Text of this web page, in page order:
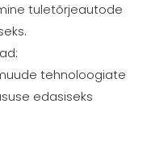
tuletõrjeautode
tehnoloogiate
edasiseks